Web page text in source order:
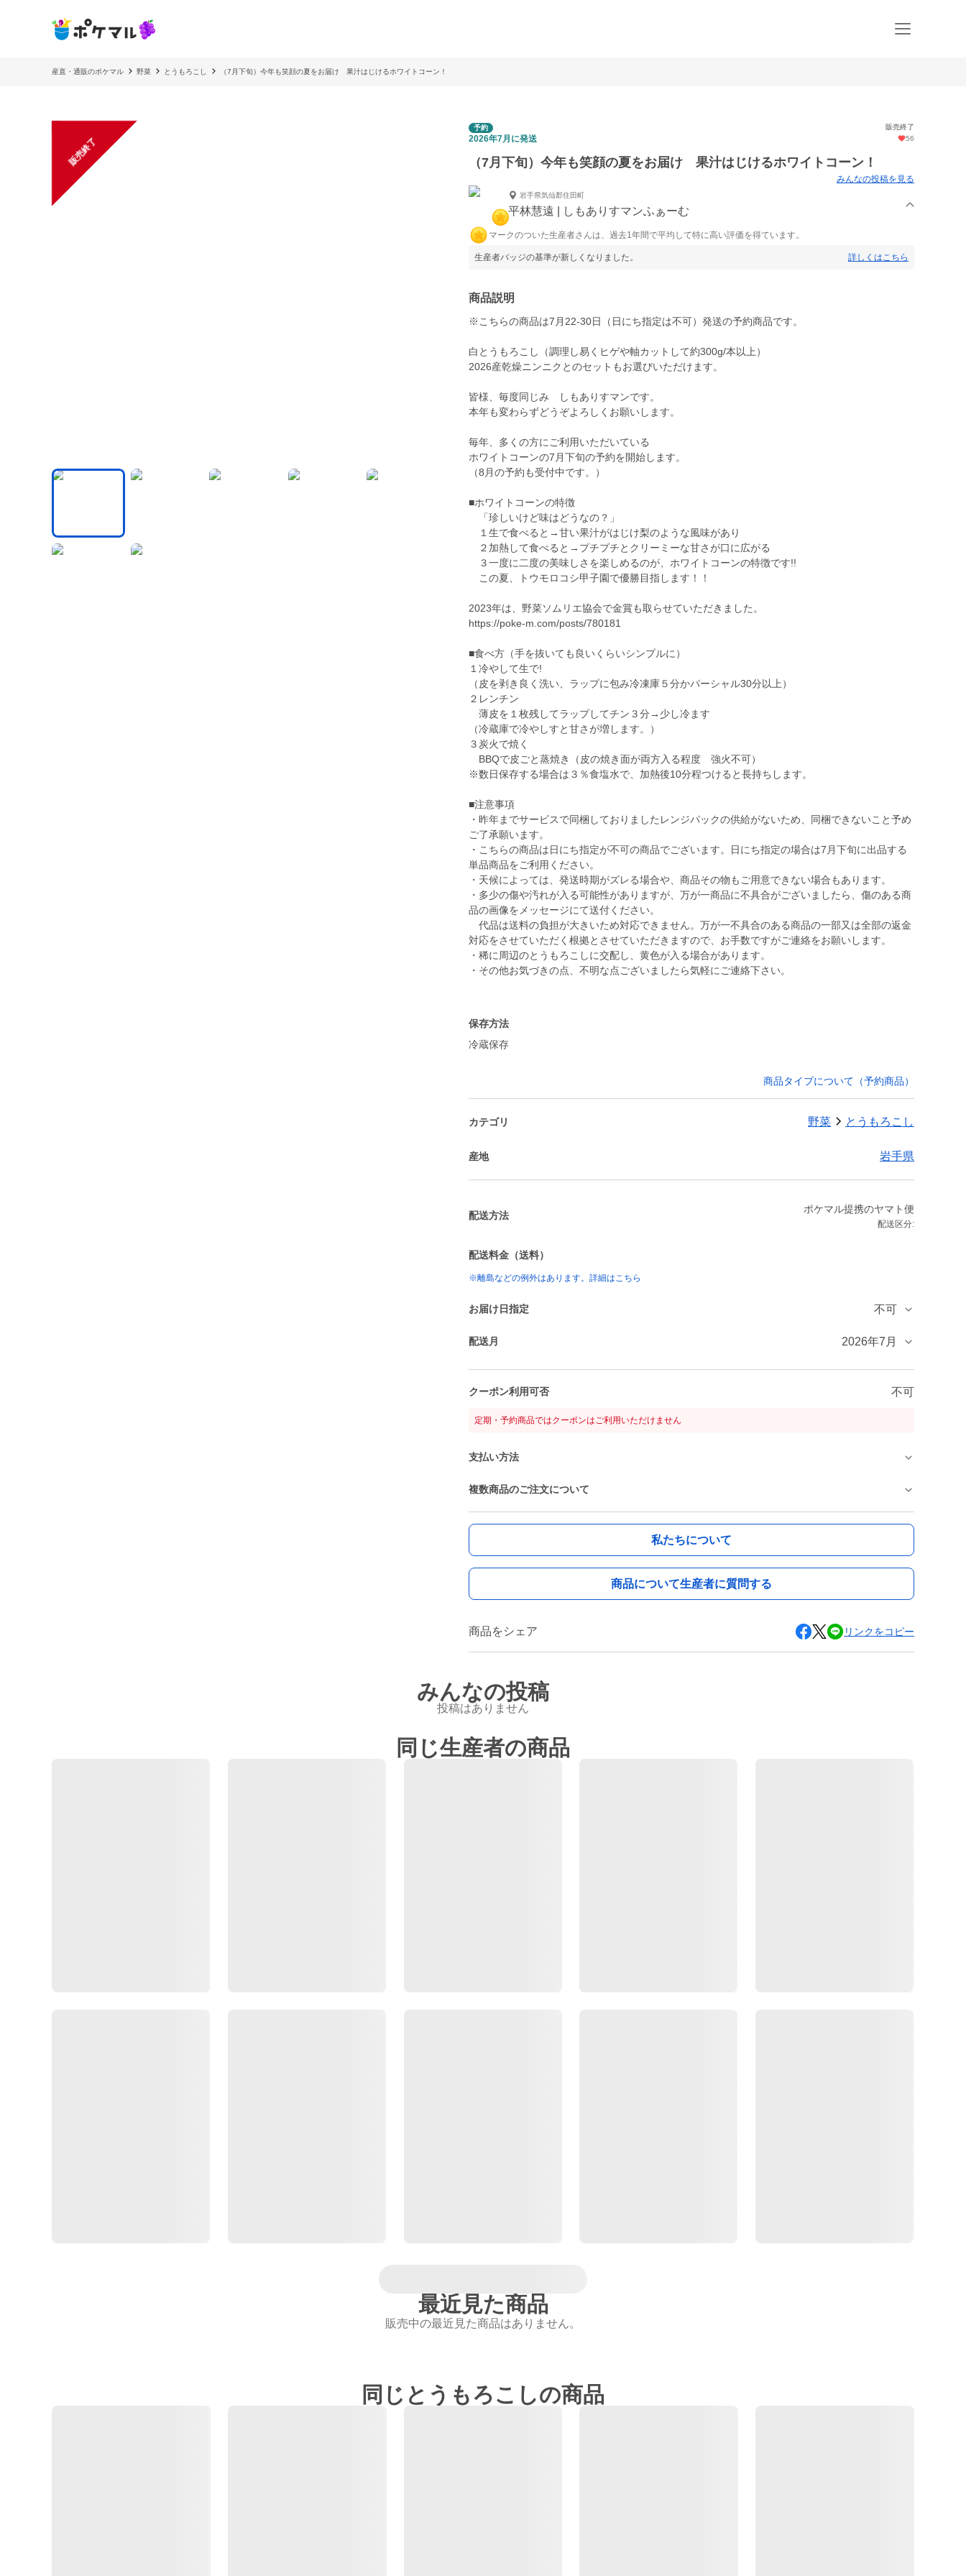
産直・通販のポケマル 野菜 とうもろこし （7月下旬）今年も笑顔の夏をお届け 果汁はじけるホワイトコーン！
販売終了
予約 販売終了
2026年7月に発送 56
（7月下旬）今年も笑顔の夏をお届け 果汁はじけるホワイトコーン！
みんなの投稿を見る
岩手県気仙郡住田町
平林慧遠 | しもありすマンふぁーむ
マークのついた生産者さんは、過去1年間で平均して特に高い評価を得ています。
生産者バッジの基準が新しくなりました。 詳しくはこちら
商品説明
※こちらの商品は7月22-30日（日にち指定は不可）発送の予約商品です。
白とうもろこし（調理し易くヒゲや軸カットして約300g/本以上）
2026産乾燥ニンニクとのセットもお選びいただけます。
皆様、毎度同じみ しもありすマンです。
本年も変わらずどうぞよろしくお願いします。
毎年、多くの方にご利用いただいている
ホワイトコーンの7月下旬の予約を開始します。
（8月の予約も受付中です。）
■ホワイトコーンの特徴
「珍しいけど味はどうなの？」
１生で食べると→甘い果汁がはじけ梨のような風味があり
２加熱して食べると→プチプチとクリーミーな甘さが口に広がる
３一度に二度の美味しさを楽しめるのが、ホワイトコーンの特徴です!!
この夏、トウモロコシ甲子園で優勝目指します！！
2023年は、野菜ソムリエ協会で金賞も取らせていただきました。
https://poke-m.com/posts/780181
■食べ方（手を抜いても良いくらいシンプルに）
１冷やして生で!
（皮を剥き良く洗い、ラップに包み冷凍庫５分かパーシャル30分以上）
２レンチン
薄皮を１枚残してラップしてチン３分→少し冷ます
（冷蔵庫で冷やしすと甘さが増します。）
３炭火で焼く
BBQで皮ごと蒸焼き（皮の焼き面が両方入る程度 強火不可）
※数日保存する場合は３％食塩水で、加熱後10分程つけると長持ちします。
■注意事項
・昨年までサービスで同梱しておりましたレンジパックの供給がないため、同梱できないこと予め
ご了承願います。
・こちらの商品は日にち指定が不可の商品でございます。日にち指定の場合は7月下旬に出品する
単品商品をご利用ください。
・天候によっては、発送時期がズレる場合や、商品その物もご用意できない場合もあります。
・多少の傷や汚れが入る可能性がありますが、万が一商品に不具合がございましたら、傷のある商
品の画像をメッセージにて送付ください。
代品は送料の負担が大きいため対応できません。万が一不具合のある商品の一部又は全部の返金
対応をさせていただく根拠とさせていただきますので、お手数ですがご連絡をお願いします。
・稀に周辺のとうもろこしに交配し、黄色が入る場合があります。
・その他お気づきの点、不明な点ございましたら気軽にご連絡下さい。
保存方法
冷蔵保存
商品タイプについて（予約商品）
カテゴリ 野菜 とうもろこし
産地 岩手県
配送方法
ポケマル提携のヤマト便
配送区分:
配送料金（送料）
※離島などの例外はあります。詳細はこちら
お届け日指定 不可
配送月 2026年7月
クーポン利用可否 不可
定期・予約商品ではクーポンはご利用いただけません
支払い方法
複数商品のご注文について
私たちについて
商品について生産者に質問する
商品をシェア リンクをコピー
みんなの投稿
投稿はありません
同じ生産者の商品
最近見た商品
販売中の最近見た商品はありません。
同じとうもろこしの商品